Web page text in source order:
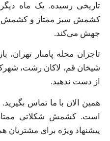
تاریخی رسیده. یک ماه
جهش می‌کند.
تاجران محله پامنار تهران،
شیخان قم، لاکان رشت، شهرک
از دست ندهید.
همین الان با ما تماس بگیرید.
است. کشمش شکلاتی ممتاز
پیشنهاد ویژه برای مشتریان